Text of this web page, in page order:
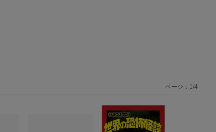
ページ： 1 /4